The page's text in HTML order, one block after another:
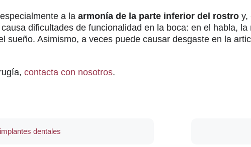
a la armonía de la parte inferior del rostro y,
dificultades de funcionalidad en la boca: en el habla,
sueño. Asimismo, a veces puede causar desgaste en la
contacta con nosotros.
dentales